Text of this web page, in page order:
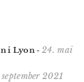
i Lyon- 24. mai
2021